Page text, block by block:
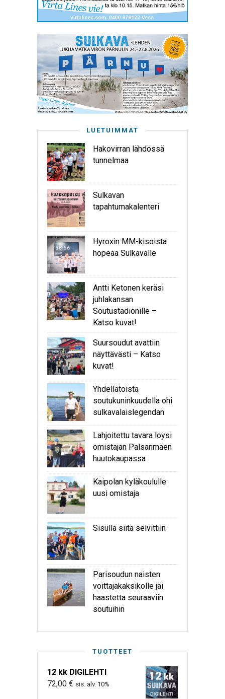
LUETUIMMAT
Hakovirran lähdössä
tunnelmaa
Sulkavan
tapahtumakalenteri
Hyroxin MM-kisoista
hopeaa Sulkavalle
Antti Ketonen keräsi
juhlakansan
Soutustadionille –
Katso kuvat!
Suursoudut avattiin
näyttävästi – Katso
kuvat!
Yhdellätoista
soutukuninkuudella ohi
sulkavalaislegendan
Lahjoitettu tavara löysi
omistajan Palsanmäen
huutokaupassa
Kaipolan kyläkoululle
uusi omistaja
Sisulla siitä selvittiin
Parisoudun naisten
voittajakaksikolle jäi
haastetta seuraaviin
soutuihin
TUOTTEET
12 kk DIGILEHTI
72,00 € sis. alv. 10%